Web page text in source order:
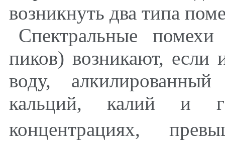
возникнуть два типа
Спектральные помехи
пиков) возникают, если
воду,
кальций, калий и
концентрациях,